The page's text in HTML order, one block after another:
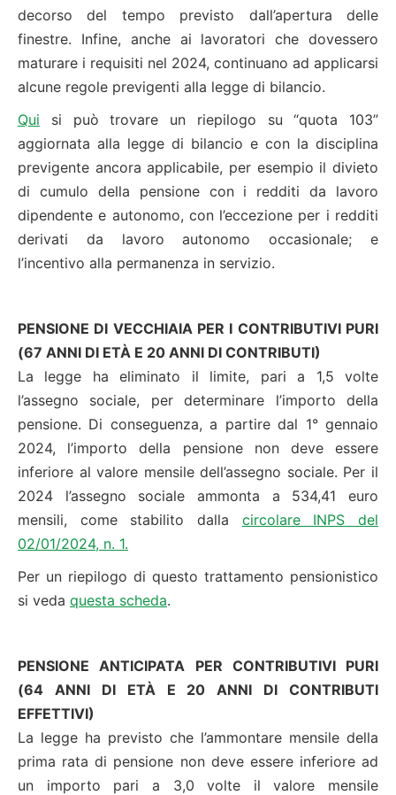
decorso del tempo previsto dall’apertura delle
finestre. Infine, anche ai lavoratori che dovessero
maturare i requisiti nel 2024, continuano ad applicarsi
alcune regole previgenti alla legge di bilancio.
Qui si può trovare un riepilogo su “quota 103”
aggiornata alla legge di bilancio e con la disciplina
previgente ancora applicabile, per esempio il divieto
di cumulo della pensione con i redditi da lavoro
dipendente e autonomo, con l’eccezione per i redditi
derivati da lavoro autonomo occasionale; e
l’incentivo alla permanenza in servizio.
PENSIONE DI VECCHIAIA PER I CONTRIBUTIVI PURI
(67 ANNI DI ETÀ E 20 ANNI DI CONTRIBUTI)
La legge ha eliminato il limite, pari a 1,5 volte
l’assegno sociale, per determinare l’importo della
pensione. Di conseguenza, a partire dal 1° gennaio
2024, l’importo della pensione non deve essere
inferiore al valore mensile dell’assegno sociale. Per il
2024 l’assegno sociale ammonta a 534,41 euro
mensili, come stabilito dalla circolare INPS del
02/01/2024, n. 1.
Per un riepilogo di questo trattamento pensionistico
si veda questa scheda.
PENSIONE ANTICIPATA PER CONTRIBUTIVI PURI
(64 ANNI DI ETÀ E 20 ANNI DI CONTRIBUTI
EFFETTIVI)
La legge ha previsto che l’ammontare mensile della
prima rata di pensione non deve essere inferiore ad
un importo pari a 3,0 volte il valore mensile